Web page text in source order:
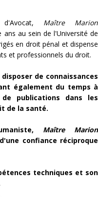
Maître Marion
au sein de l'Université de
en droit pénal et dispense
et professionnels du droit.
de connaissances
également du temps à
publications dans les
de la santé.
Maître Marion
confiance réciproque
techniques et son